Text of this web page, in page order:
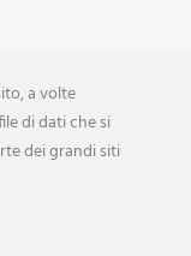
a volte
di dati che si
dei grandi siti